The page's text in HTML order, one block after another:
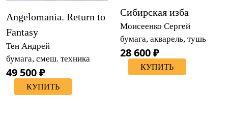
Angelomania. Return to
Fantasy
Тен Андрей
бумага, смеш. техника
49 500 ₽
КУПИТЬ
Сибирская изба
Моисеенко Сергей
бумага, акварель, тушь
28 600 ₽
КУПИТЬ